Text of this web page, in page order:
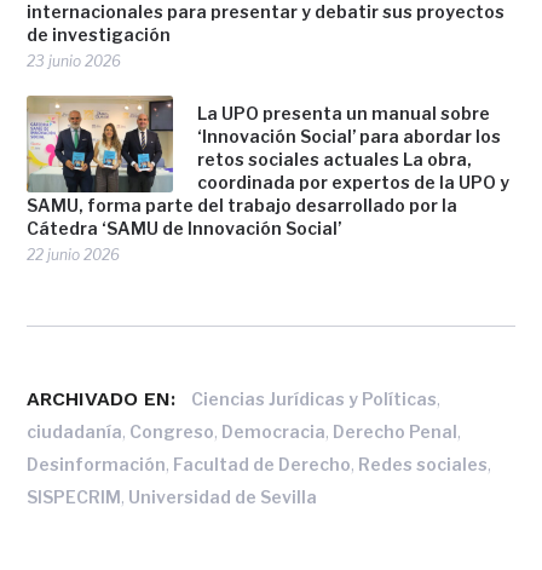
internacionales para presentar y debatir sus proyectos
de investigación
23 junio 2026
La UPO presenta un manual sobre
‘Innovación Social’ para abordar los
retos sociales actuales La obra,
coordinada por expertos de la UPO y
SAMU, forma parte del trabajo desarrollado por la
Cátedra ‘SAMU de Innovación Social’
22 junio 2026
ARCHIVADO EN: Ciencias Jurídicas y Políticas,
ciudadanía, Congreso, Democracia, Derecho Penal,
Desinformación, Facultad de Derecho, Redes sociales,
SISPECRIM, Universidad de Sevilla